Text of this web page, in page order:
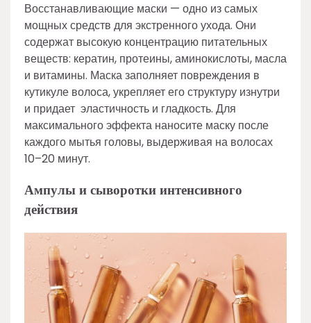
Восстанавливающие маски — одно из самых
мощных средств для экстренного ухода. Они
содержат высокую концентрацию питательных
веществ: кератин, протеины, аминокислоты, масла
и витамины. Маска заполняет повреждения в
кутикуле волоса, укрепляет его структуру изнутри
и придает эластичность и гладкость. Для
максимального эффекта наносите маску после
каждого мытья головы, выдерживая на волосах
10–20 минут.
Ампулы и сыворотки интенсивного
действия